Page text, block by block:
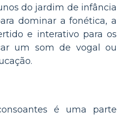
do jardim de infância
dominar a fonética, a
e interativo para os
um som de vogal ou
é uma parte